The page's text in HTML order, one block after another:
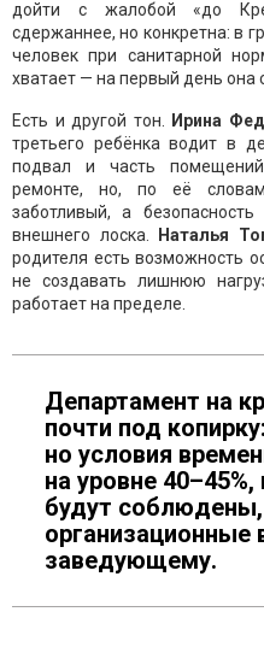
дойти с жалобой «до
сдержаннее, но конкретна: в
человек при санитарной
хватает — на первый день она
Есть и другой тон. Ирина
третьего ребёнка водит в
подвал и часть
ремонте, но, по её
заботливый, а
внешнего лоска.
Наталья
родителя есть возможность
не создавать лишнюю
работает на пределе.
Департамент на
почти под
но условия
на уровне
будут
организационные
заведующему.